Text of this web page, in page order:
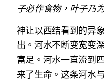
子必作食物，叶子乃
神让以西结看到的异
出。河水不断变宽变
富足。河水一直流到
来了生命。这条河水